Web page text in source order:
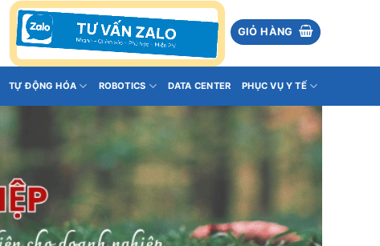
GIỎ HÀNG
TỰ ĐỘNG HÓA ROBOTICS DATA CENTER PHỤC VỤ Y TẾ